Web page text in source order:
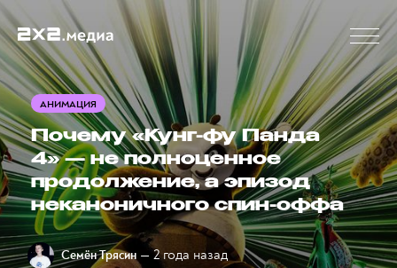
АНИМАЦИЯ
Почему «Кунг-фу Панда
4» — не полноценное
продолжение, а эпизод
неканоничного спин-оффа
Семён Трясин — 2 года назад